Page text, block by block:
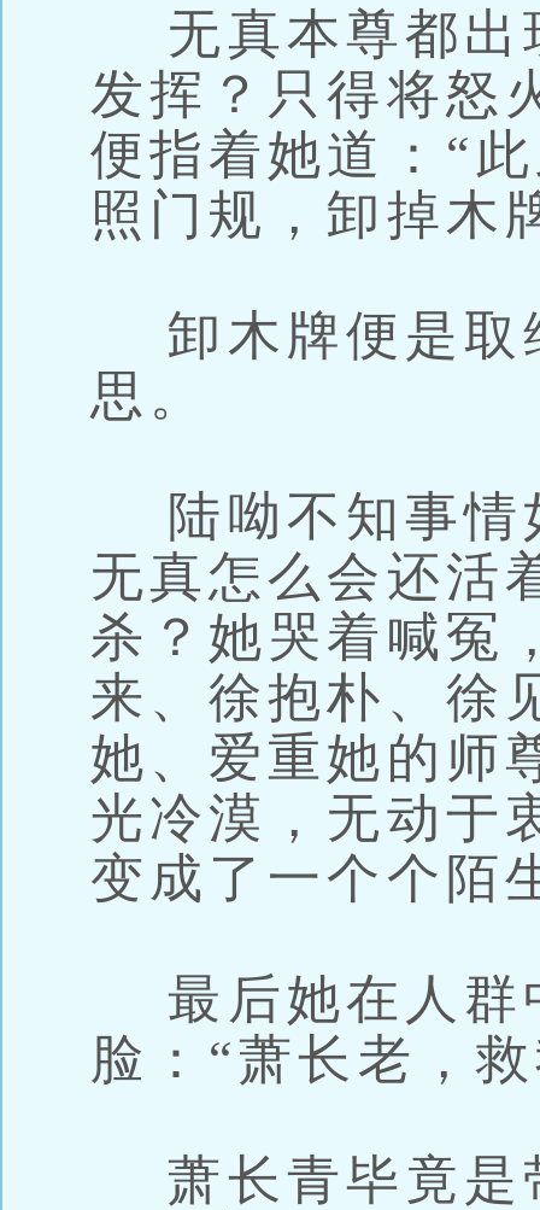
无真本尊都出
发挥？只得将怒
便指着她道：“
照门规，卸掉木
卸木牌便是取
思。
陆呦不知事情
无真怎么会还活
杀？她哭着喊冤
来、徐抱朴、
她、爱重她的师
光冷漠，无动于
变成了一个个陌
最后她在人群
脸：“萧长老，
萧长青毕竟是